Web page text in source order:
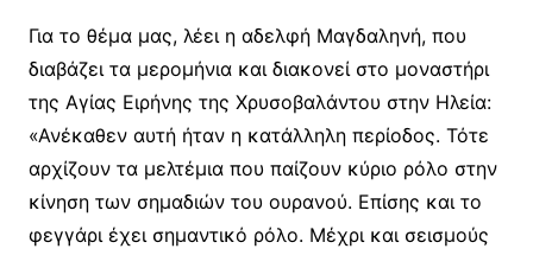
Για το θέμα μας, λέει η αδελφή Μαγδαληνή, που
διαβάζει τα μερομήνια και διακονεί στο μοναστήρι
της Αγίας Ειρήνης της Χρυσοβαλάντου στην Ηλεία:
«Ανέκαθεν αυτή ήταν η κατάλληλη περίοδος. Τότε
αρχίζουν τα μελτέμια που παίζουν κύριο ρόλο στην
κίνηση των σημαδιών του ουρανού. Επίσης και το
φεγγάρι έχει σημαντικό ρόλο. Μέχρι και σεισμούς